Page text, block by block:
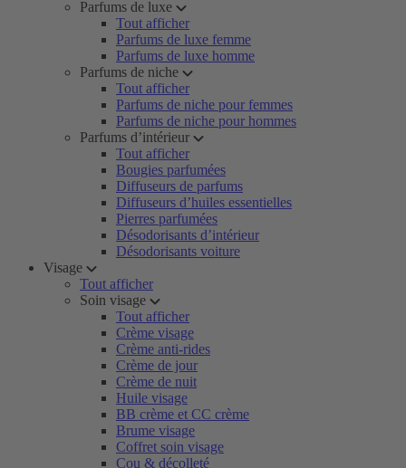
Parfums de luxe
Tout afficher
Parfums de luxe femme
Parfums de luxe homme
Parfums de niche
Tout afficher
Parfums de niche pour femmes
Parfums de niche pour hommes
Parfums d’intérieur
Tout afficher
Bougies parfumées
Diffuseurs de parfums
Diffuseurs d’huiles essentielles
Pierres parfumées
Désodorisants d’intérieur
Désodorisants voiture
Visage
Tout afficher
Soin visage
Tout afficher
Crème visage
Crème anti-rides
Crème de jour
Crème de nuit
Huile visage
BB crème et CC crème
Brume visage
Coffret soin visage
Cou & décolleté